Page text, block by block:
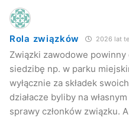
Rola związków 2026 lat
Związki zawodowe powinny
siedzibę np. w parku
wyłącznie za składek
działacze byliby na
sprawy członków związku.